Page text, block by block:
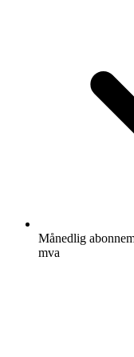
Månedlig
mva